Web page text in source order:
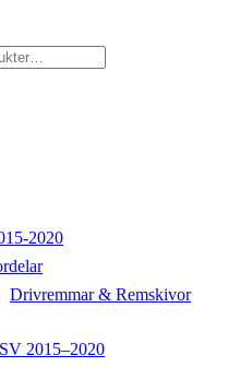
2020
Drivremmar & Remskivor
2015–2020